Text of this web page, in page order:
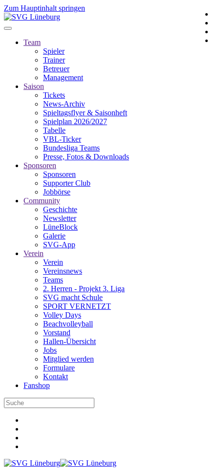
Zum Hauptinhalt springen
Team
Spieler
Trainer
Betreuer
Management
Saison
Tickets
News-Archiv
Spieltagsflyer & Saisonheft
Spielplan 2026/2027
Tabelle
VBL-Ticker
Bundesliga Teams
Presse, Fotos & Downloads
Sponsoren
Sponsoren
Supporter Club
Jobbörse
Community
Geschichte
Newsletter
LüneBlock
Galerie
SVG-App
Verein
Verein
Vereinsnews
Teams
2. Herren - Projekt 3. Liga
SVG macht Schule
SPORT VERNETZT
Volley Days
Beachvolleyball
Vorstand
Hallen-Übersicht
Jobs
Mitglied werden
Formulare
Kontakt
Fanshop